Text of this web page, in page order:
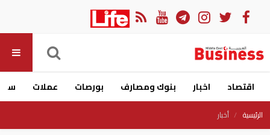
اقتصاد اخبار بنوك ومصارف بورصات عملات
الرئيسية أخبار